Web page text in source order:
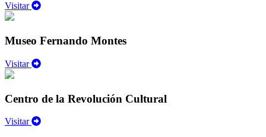
Visitar
Museo Fernando Montes
Visitar
Centro de la Revolución Cultural
Visitar